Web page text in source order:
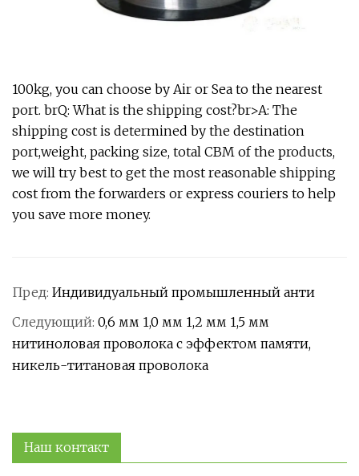
100kg, you can choose by Air or Sea to the nearest
port. brQ: What is the shipping cost?br>A: The
shipping cost is determined by the destination
port,weight, packing size, total CBM of the products,
we will try best to get the most reasonable shipping
cost from the forwarders or express couriers to help
you save more money.
Пред: Индивидуальный промышленный анти
Следующий: 0,6 мм 1,0 мм 1,2 мм 1,5 мм
нитиноловая проволока с эффектом памяти,
никель-титановая проволока
Наш контакт